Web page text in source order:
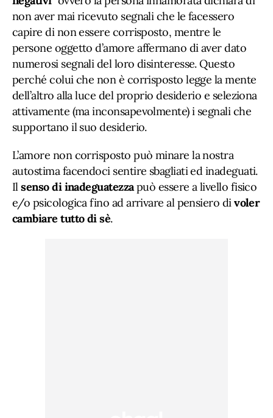
non aver mai ricevuto segnali che le facessero
capire di non essere corrisposto, mentre le
persone oggetto d’amore affermano di aver dato
numerosi segnali del loro disinteresse. Questo
perché colui che non è corrisposto legge la mente
dell’altro alla luce del proprio desiderio e seleziona
attivamente (ma inconsapevolmente) i segnali che
supportano il suo desiderio.
L’amore non corrisposto può minare la nostra
autostima facendoci sentire sbagliati ed inadeguati.
Ilsenso di inadeguatezzapuò essere a livello fisico
e/o psicologica fino ad arrivare al pensiero divoler
cambiare tutto di sè.